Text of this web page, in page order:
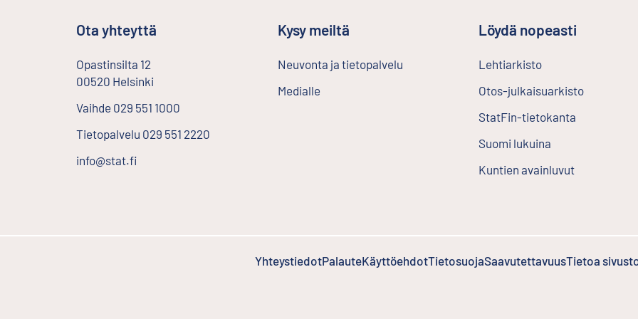
Ota yhteyttä
Opastinsilta 12
00520 Helsinki
Vaihde 029 551 1000
Tietopalvelu 029 551 2220
info@stat.fi
Kysy meiltä
Neuvonta ja tietopalvelu
Medialle
Löydä nopeasti
Lehtiarkisto
Otos-julkaisuarkisto
StatFin-tietokanta
Suomi lukuina
Kuntien avainluvut
YhteystiedotPalauteUlkoinen linkki
KäyttöehdotUlkoinen linkki
TietosuojaSaavutettavuusTietoa